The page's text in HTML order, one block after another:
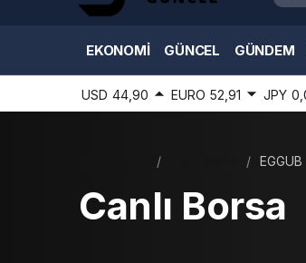
EKONOMI GÜNCEL GÜNDEM
USD 44,90 EURO 52,91 JPY
EGGUB
Canlı Borsa